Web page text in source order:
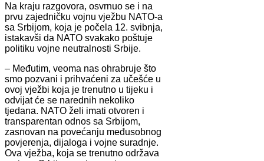
Na kraju razgovora, osvrnuo se i na
prvu zajedničku vojnu vježbu NATO-a
sa Srbijom, koja je počela 12. svibnja,
istakavši da NATO svakako poštuje
politiku vojne neutralnosti Srbije.
– Međutim, veoma nas ohrabruje što
smo pozvani i prihvaćeni za učešće u
ovoj vježbi koja je trenutno u tijeku i
odvijat će se narednih nekoliko
tjedana. NATO želi imati otvoren i
transparentan odnos sa Srbijom,
zasnovan na povećanju međusobnog
povjerenja, dijaloga i vojne suradnje.
Ova vježba, koja se trenutno održava